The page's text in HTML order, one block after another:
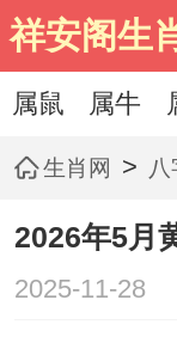
祥安阁生
属鼠 属牛
生肖网 >
2026年5月
2025-11-28